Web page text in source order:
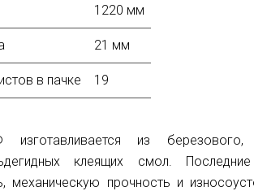
1220 мм
21 мм
в пачке 19
изготавливается из
клеящих смол.
механическую прочность и